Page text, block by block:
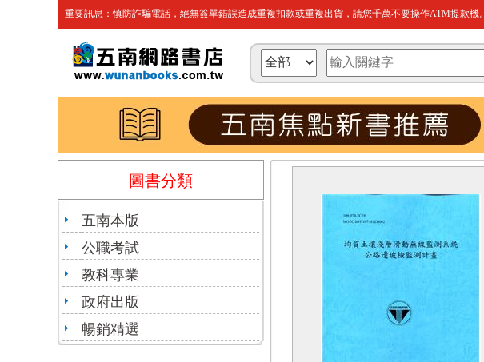
重要訊息：慎防詐騙電話，絕無簽單錯誤造成重複扣款或重複出貨，請您千萬不要操作ATM提款機。
圖書分類
五南本版
公職考試
教科專業
政府出版
暢銷精選